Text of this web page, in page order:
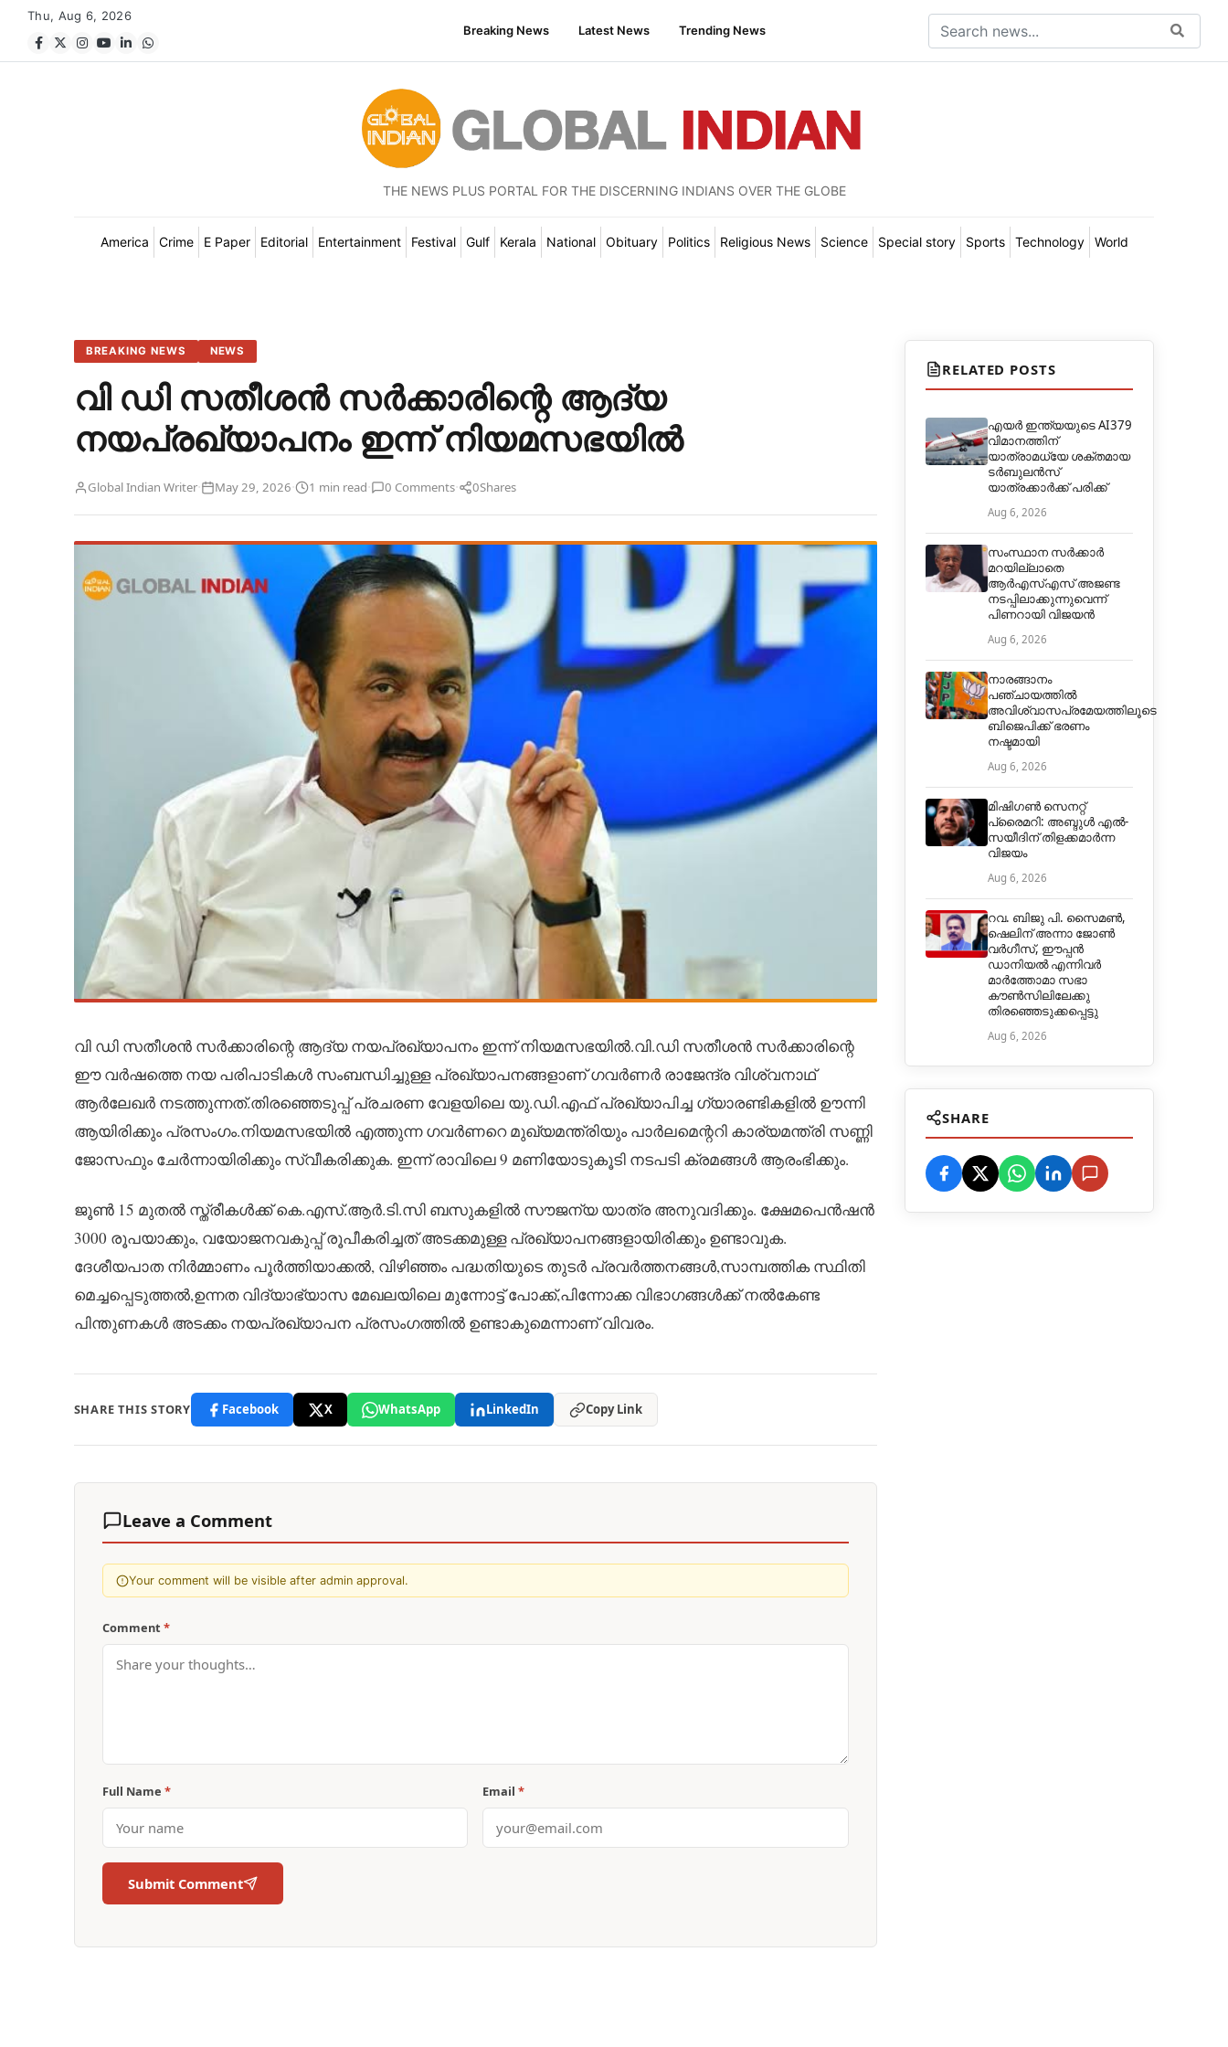
Thu, Aug 6, 2026
Breaking News
Latest News Trending News
THE NEWS PLUS PORTAL FOR THE DISCERNING INDIANS OVER THE GLOBE
America Crime E Paper Editorial Entertainment Festival Gulf Kerala National Obituary Politics Religious News Science Special story Sports Technology World
BREAKING NEWS NEWS
വി ഡി സതീശൻ സർക്കാരിന്റെ ആദ്യ
നയപ്രഖ്യാപനം ഇന്ന് നിയമസഭയിൽ
Global Indian Writer· May 29, 2026· 1 min read· 0 Comments· 0Shares
വി ഡി സതീശൻ സർക്കാരിന്റെ ആദ്യ നയപ്രഖ്യാപനം ഇന്ന് നിയമസഭയിൽ.വി.ഡി സതീശൻ സർക്കാരിന്റെ
ഈ വർഷത്തെ നയ പരിപാടികൾ സംബന്ധിച്ചുള്ള പ്രഖ്യാപനങ്ങളാണ് ഗവർണർ രാജേന്ദ്ര വിശ്വനാഥ്
ആർലേഖർ നടത്തുന്നത്.തിരഞ്ഞെടുപ്പ് പ്രചരണ വേളയിലെ യു.ഡി.എഫ് പ്രഖ്യാപിച്ച ഗ്യാരണ്ടികളിൽ ഊന്നി
ആയിരിക്കും പ്രസംഗം.നിയമസഭയിൽ എത്തുന്ന ഗവർണറെ മുഖ്യമന്ത്രിയും പാർലമെന്ററി കാര്യമന്ത്രി സണ്ണി
ജോസഫും ചേർന്നായിരിക്കും സ്വീകരിക്കുക. ഇന്ന് രാവിലെ 9 മണിയോടുകൂടി നടപടി ക്രമങ്ങൾ ആരംഭിക്കും.
ജൂൺ 15 മുതൽ സ്ത്രീകൾക്ക് കെ.എസ്.ആർ.ടി.സി ബസുകളിൽ സൗജന്യ യാത്ര അനുവദിക്കും. ക്ഷേമപെൻഷൻ
3000 രൂപയാക്കും, വയോജനവകുപ്പ് രൂപീകരിച്ചത് അടക്കമുള്ള പ്രഖ്യാപനങ്ങളായിരിക്കും ഉണ്ടാവുക.
ദേശീയപാത നിർമ്മാണം പൂർത്തിയാക്കൽ, വിഴിഞ്ഞം പദ്ധതിയുടെ തുടർ പ്രവർത്തനങ്ങൾ,സാമ്പത്തിക സ്ഥിതി
മെച്ചപ്പെടുത്തൽ,ഉന്നത വിദ്യാഭ്യാസ മേഖലയിലെ മുന്നോട്ട് പോക്ക്,പിന്നോക്ക വിഭാഗങ്ങൾക്ക് നൽകേണ്ട
പിന്തുണകൾ അടക്കം നയപ്രഖ്യാപന പ്രസംഗത്തിൽ ഉണ്ടാകുമെന്നാണ് വിവരം.
SHARE THIS STORY Facebook X WhatsApp LinkedIn Copy Link
Leave a Comment
Your comment will be visible after admin approval.
Comment *
Full Name * Email*
Submit Comment
RELATED POSTS
എയർ ഇന്ത്യയുടെ AI379
വിമാനത്തിന്
യാത്രാമധ്യേ ശക്തമായ
ടർബുലൻസ്
യാത്രക്കാർക്ക് പരിക്ക്
Aug 6, 2026
സംസ്ഥാന സർക്കാർ
മറയില്ലാതെ
ആർഎസ്എസ് അജണ്ട
നടപ്പിലാക്കുന്നുവെന്ന്
പിണറായി വിജയൻ
Aug 6, 2026
നാരങ്ങാനം
പഞ്ചായത്തില്‍
അവിശ്വാസപ്രമേയത്തിലൂടെ
ബിജെപിക്ക് ഭരണം
നഷ്ടമായി
Aug 6, 2026
മിഷിഗൺ സെനറ്റ്
പ്രൈമറി: അബ്ദുൾ എൽ-
സയീദിന് തിളക്കമാർന്ന
വിജയം
Aug 6, 2026
റവ. ബിജു പി. സൈമൺ,
ഷെലിന് അന്നാ ജോൺ
വർഗീസ്, ഈപ്പൻ
ഡാനിയൽ എന്നിവർ
മാർത്തോമാ സഭാ
കൗൺസിലിലേക്കു
തിരഞ്ഞെടുക്കപ്പെട്ടു
Aug 6, 2026
SHARE